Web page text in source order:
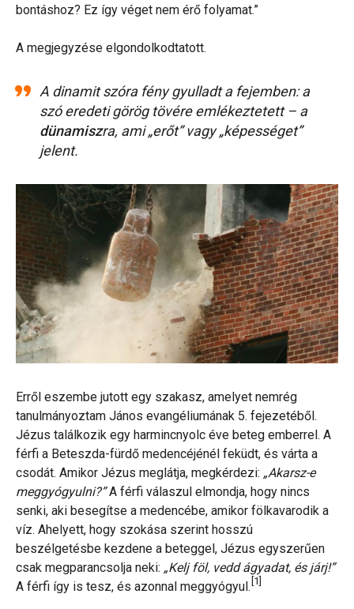
bontáshoz? Ez így véget nem érő folyamat.”
A megjegyzése elgondolkodtatott.
A dinamit szóra fény gyulladt a fejemben: a
szó eredeti görög tövére emlékeztetett – a
dünamiszra, ami „erőt” vagy „képességet”
jelent.
Erről eszembe jutott egy szakasz, amelyet nemrég
tanulmányoztam János evangéliumának 5. fejezetéből.
Jézus találkozik egy harmincnyolc éve beteg emberrel. A
férfi a Beteszda-fürdő medencéjénél feküdt, és várta a
csodát. Amikor Jézus meglátja, megkérdezi: „Akarsz-e
meggyógyulni?”A férfi válaszul elmondja, hogy nincs
senki, aki besegítse a medencébe, amikor fölkavarodik a
víz. Ahelyett, hogy szokása szerint hosszú
beszélgetésbe kezdene a beteggel, Jézus egyszerűen
csak megparancsolja neki: „Kelj föl, vedd ágyadat, és járj!”
A férfi így is tesz, és azonnal meggyógyul. [1]